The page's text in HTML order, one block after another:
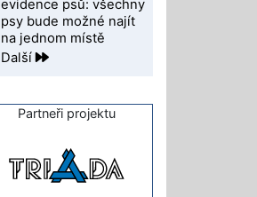
evidence psů: všechny
psy bude možné najít
na jednom místě
Další
Partneři projektu